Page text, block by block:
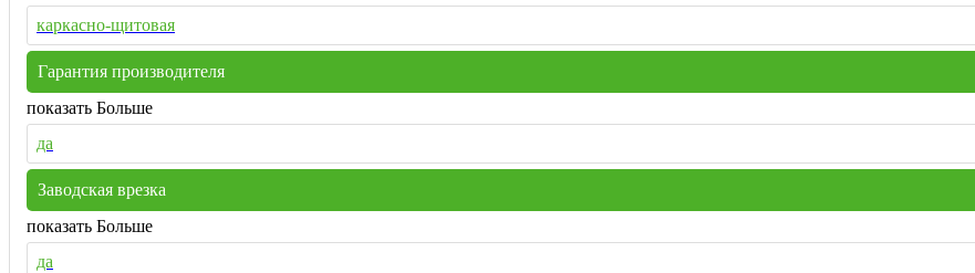
каркасно-щитовая
Гарантия производителя
показать Больше
да
Заводская врезка
показать Больше
да